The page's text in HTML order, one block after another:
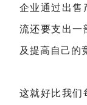
企业通过出售
流还要支出一
及提高自己的
这就好比我们